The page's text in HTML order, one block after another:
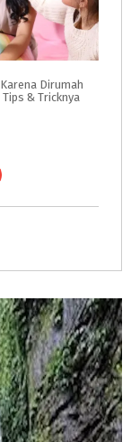
Karena Dirumah
Tips & Tricknya